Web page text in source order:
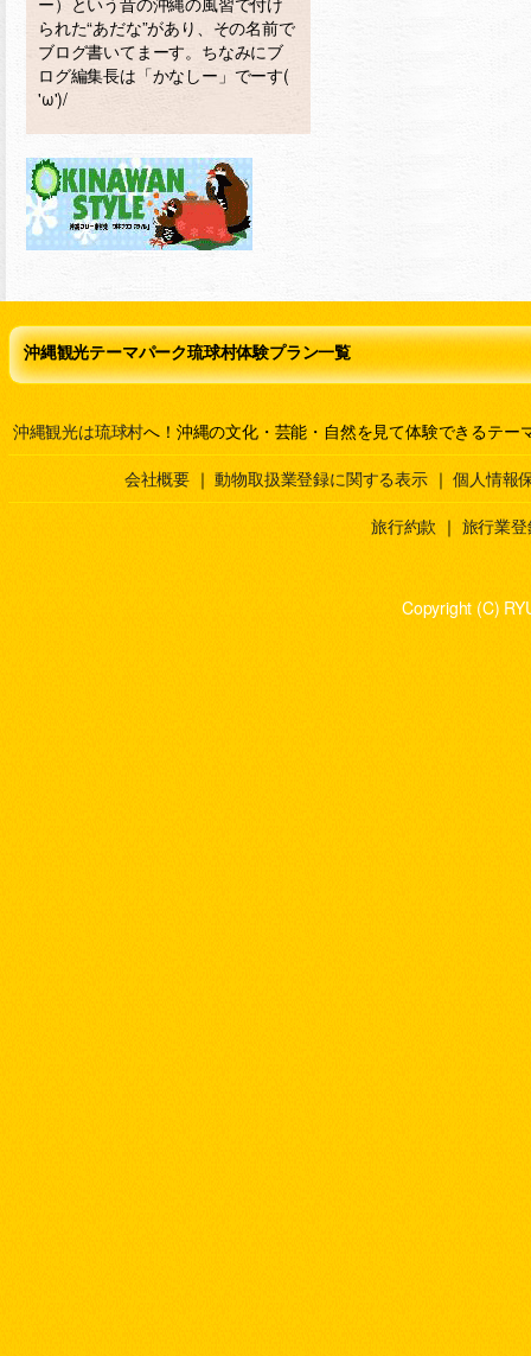
られた“あだな”があり、その名前で
ブログ書いてまーす。ちなみにブ
ログ編集長は「かなしー」でーす(
'ω')/
沖縄観光テーマパーク琉球村体験プラン一覧
沖縄観光は琉球村へ！沖縄の文化・芸能・自然を見て体験できるテー
会社概要 ｜ 動物取扱業登録に関する表示 ｜ 個人情報
旅行約款 ｜ 旅行業
Copyright (C)